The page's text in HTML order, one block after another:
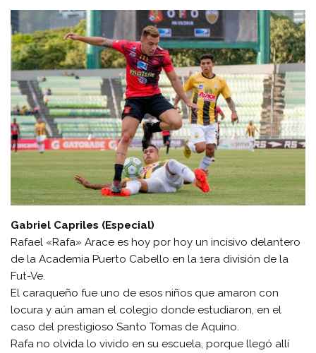
Gabriel Capriles (Especial)
Rafael «Rafa» Arace es hoy por hoy un incisivo delantero
de la Academia Puerto Cabello en la 1era división de la
Fut-Ve.
El caraqueño fue uno de esos niños que amaron con
locura y aún aman el colegio donde estudiaron, en el
caso del prestigioso Santo Tomas de Aquino.
Rafa no olvida lo vivido en su escuela, porque llegó allí